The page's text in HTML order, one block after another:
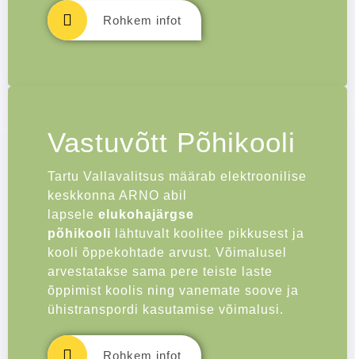
Rohkem infot
Vastuvõtt Põhikooli
Tartu Vallavalitsus määrab elektroonilise
keskkonna ARNO abil
lapsele elukohajärgse
põhikooli lähtuvalt koolitee pikkusest ja
kooli õppekohtade arvust. Võimalusel
arvestatakse sama pere teiste laste
õppimist koolis ning vanemate soove ja
ühistranspordi kasutamise võimalusi.
Rohkem infot